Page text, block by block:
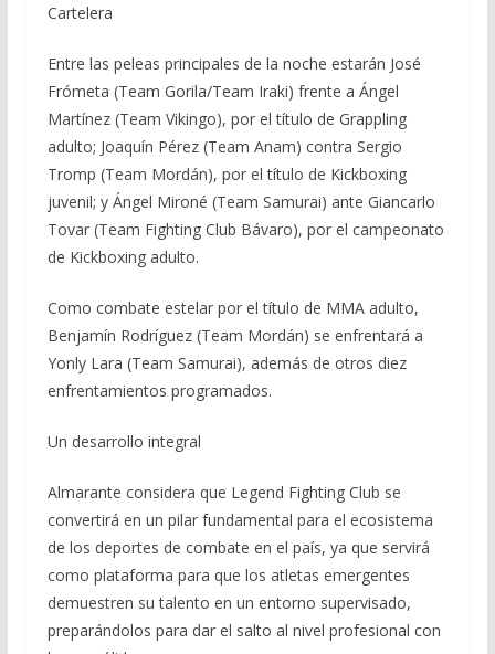
Cartelera
Entre las peleas principales de la noche estarán José
Frómeta (Team Gorila/Team Iraki) frente a Ángel
Martínez (Team Vikingo), por el título de Grappling
adulto; Joaquín Pérez (Team Anam) contra Sergio
Tromp (Team Mordán), por el título de Kickboxing
juvenil; y Ángel Mironé (Team Samurai) ante Giancarlo
Tovar (Team Fighting Club Bávaro), por el campeonato
de Kickboxing adulto.
Como combate estelar por el título de MMA adulto,
Benjamín Rodríguez (Team Mordán) se enfrentará a
Yonly Lara (Team Samurai), además de otros diez
enfrentamientos programados.
Un desarrollo integral
Almarante considera que Legend Fighting Club se
convertirá en un pilar fundamental para el ecosistema
de los deportes de combate en el país, ya que servirá
como plataforma para que los atletas emergentes
demuestren su talento en un entorno supervisado,
preparándolos para dar el salto al nivel profesional con